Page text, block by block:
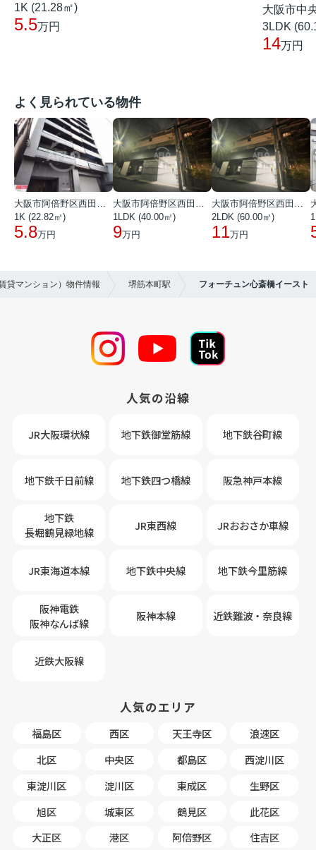
1K (21.28㎡)
5.5万円
大阪市中
3LDK
14万円
よく見られている物件
1K (22.82㎡)
5.8万円
1LDK (40.00㎡)
9万円
2LDK (60.00㎡)
11万円
貸マンション）物件情報 堺筋本町駅 フォーチュン心斎橋イースト
人気の沿線
JR大阪環状線 地下鉄御堂筋線 地下鉄谷町線
地下鉄千日前線 地下鉄四つ橋線 阪急神戸本線
地下鉄
長堀鶴見緑地線
JR東西線 JRおおさか車線
JR東海道本線 地下鉄中央線 地下鉄今里筋線
阪神電鉄
阪神なんば線
阪神本線 近鉄難波・奈良線
近鉄大阪線
人気のエリア
福島区 西区 天王寺区
浪速区
北区
中央区 都島区
西淀川区
東淀川区
淀川区 東成区
生野区
旭区
城東区 鶴見区
此花区
大正区
港区 阿倍野区
住吉区